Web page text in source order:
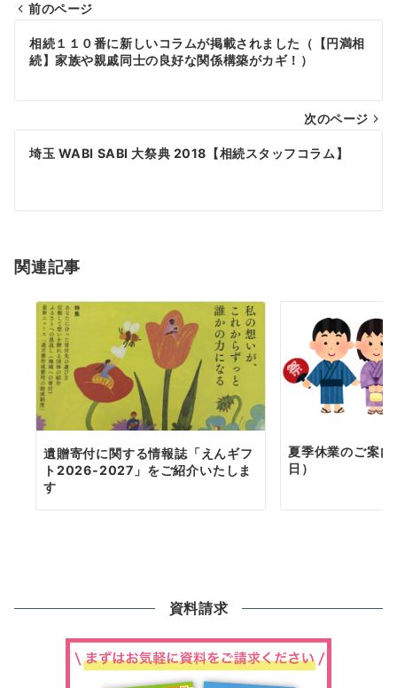
投
稿
ビ
ゲ
シ
ン
前のページ
相続１１０番に新しいコラムが掲載されました（【円満相
続】家族や親戚同士の良好な関係構築がカギ！）
次のページ
埼玉 WABI SABI 大祭典 2018【相続スタッフコラム】
関連記事
遺贈寄付に関する情報誌「えんギフ
ト2026-2027」をご紹介いたしま
す
夏季休業のご案
日）
資料請求